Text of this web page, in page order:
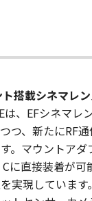
ト搭載シネマレ
は、EFシネマレ
つ、新たにRF
。マウントア
Cに直接装着が
実現していま